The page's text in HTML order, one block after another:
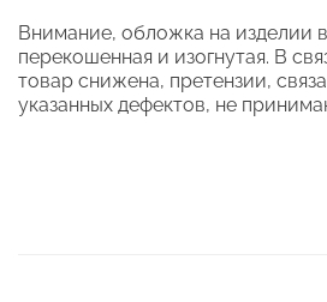
Внимание, обложка на изделии
перекошенная и изогнутая. В
товар снижена, претензии,
указанных дефектов, не